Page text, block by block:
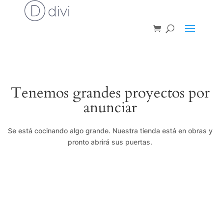
Tenemos grandes proyectos por
anunciar
Se está cocinando algo grande. Nuestra tienda está en obras y
pronto abrirá sus puertas.